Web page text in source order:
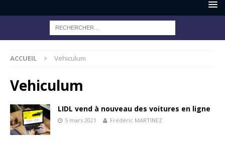
ACCUEIL Vehiculum
Vehiculum
LIDL vend à nouveau des voitures en ligne
5 mars 2021 Frédéric MARTINEZ